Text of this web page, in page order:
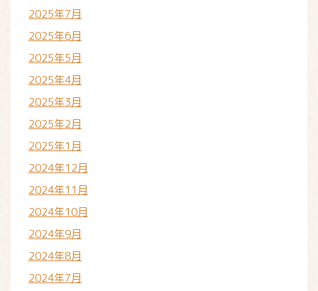
2025年7月
2025年6月
2025年5月
2025年4月
2025年3月
2025年2月
2025年1月
2024年12月
2024年11月
2024年10月
2024年9月
2024年8月
2024年7月